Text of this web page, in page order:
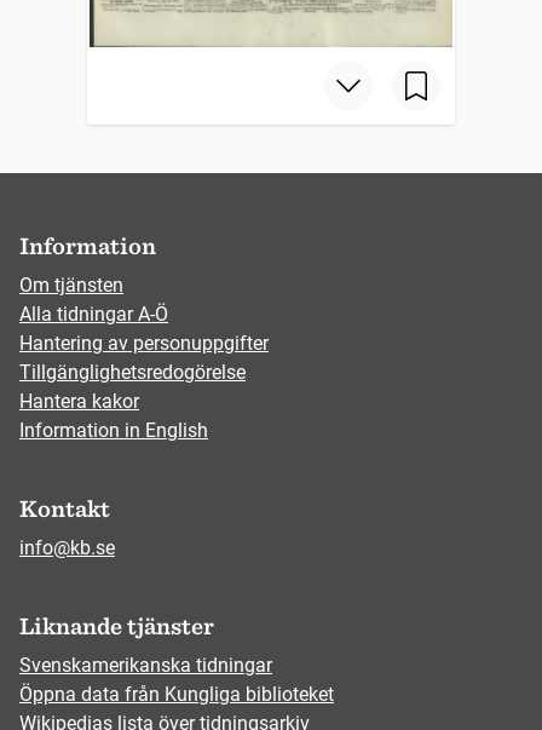
Information
Om tjänsten
Alla tidningar A-Ö
Hantering av personuppgifter
Tillgänglighetsredogörelse
Hantera kakor
Information in English
Kontakt
info@kb.se
Liknande tjänster
Svenskamerikanska tidningar
Öppna data från Kungliga biblioteket
Wikipedias lista över tidningsarkiv